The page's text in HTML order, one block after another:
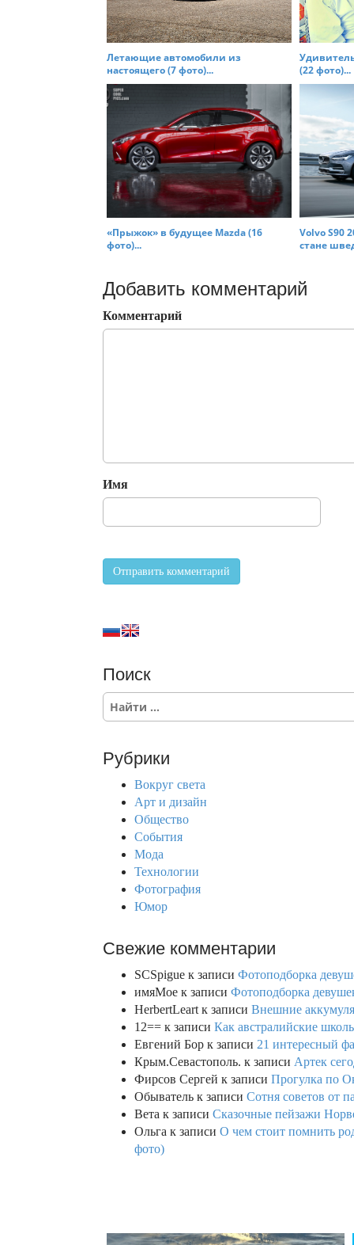
Летающие автомобили из
настоящего (7 фото)...
(22 фото)...
«Прыжок» в будущее Mazda (16
фото)...
Volvo S90
стане
Добавить комментарий
Комментарий
Имя
Поиск
S
e
c
Рубрики
Вокруг света
Арт и дизайн
Общество
События
Мода
Технологии
Фотография
Юмор
Свежие комментарии
SCSpigue к записи Фотоподборка
имяМое к записи Фотоподборка
HerbertLeart к записи Внешние
12== к записи Как австралийские
Евгений Бор к записи 21 интересный
Крым.Севастополь. к записи Артек
Фирсов Сергей к записи Прогулка по
Обыватель к записи Сотня советов от
Вета к записи Сказочные пейзажи
Ольга к записи О чем стоит помнить
фото)